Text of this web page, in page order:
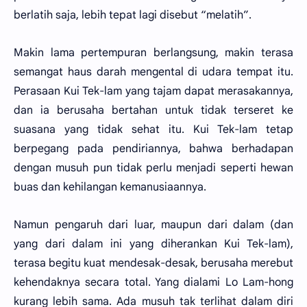
berlatih saja, lebih tepat lagi disebut “melatih”.
Makin lama pertempuran berlangsung, makin terasa
semangat haus darah mengental di udara tempat itu.
Perasaan Kui Tek-lam yang tajam dapat merasakannya,
dan ia berusaha bertahan untuk tidak terseret ke
suasana yang tidak sehat itu. Kui Tek-lam tetap
berpegang pada pendiriannya, bahwa berhadapan
dengan musuh pun tidak perlu menjadi seperti hewan
buas dan kehilangan kemanusiaannya.
Namun pengaruh dari luar, maupun dari dalam (dan
yang dari dalam ini yang diherankan Kui Tek-lam),
terasa begitu kuat mendesak-desak, berusaha merebut
kehendaknya secara total. Yang dialami Lo Lam-hong
kurang lebih sama. Ada musuh tak terlihat dalam diri